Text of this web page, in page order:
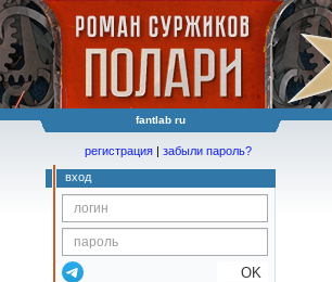
fantlab ru
регистрация | забыли пароль?
вход
OK